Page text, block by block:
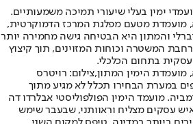
ימין בעלי שיעורי תמיכה משמעותיים.
מועמדת מטעם מפלגת המרכז הדמוקרטית,
והמתון היא הבטיחה גישה מחמירה יותר
המשטרה וכוחות המזוינים, תוך קיצוץ
עסקית בתחום הכלכלי.
מועמדת הימין המתון,צילום: רויטרס
במערת הבחירו תכלל לא מגיע מתוך
מועמד הימין הפולפוליסטי אבלרדו דה
עסקים מצליח וראוותני, שבעבר שימש